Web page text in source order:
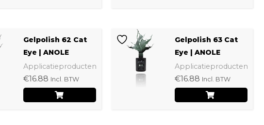
Gelpolish 62 Cat
Eye | ANOLE
Applicatieproducten
€16.88 Incl. BTW
Gelpolish 63 Cat
Eye | ANOLE
Applicatieproducten
€16.88 Incl. BTW